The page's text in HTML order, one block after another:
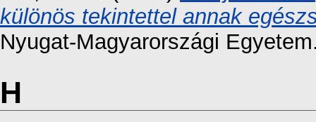
különös tekintettel annak
Nyugat-Magyarországi
H